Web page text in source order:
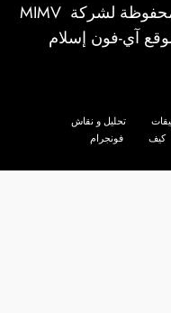
MIMV
آي-فون إسلام
تحليل و نقاش
كيف فونجرام